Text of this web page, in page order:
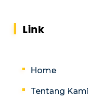
Link
Home
Tentang Kami